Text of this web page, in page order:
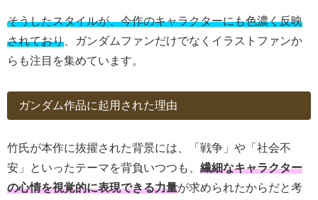
そうしたスタイルが、今作のキャラクターにも色濃く反映
されており 、ガンダムファンだけでなくイラストファンか
らも注目を集めています。
ガンダム作品に起用された理由
竹氏が本作に抜擢された背景には、「戦争」や「社会不
安」といったテーマを背負いつつも、 繊細なキャラクター
の心情を視覚的に表現できる力量が求められたからだと考